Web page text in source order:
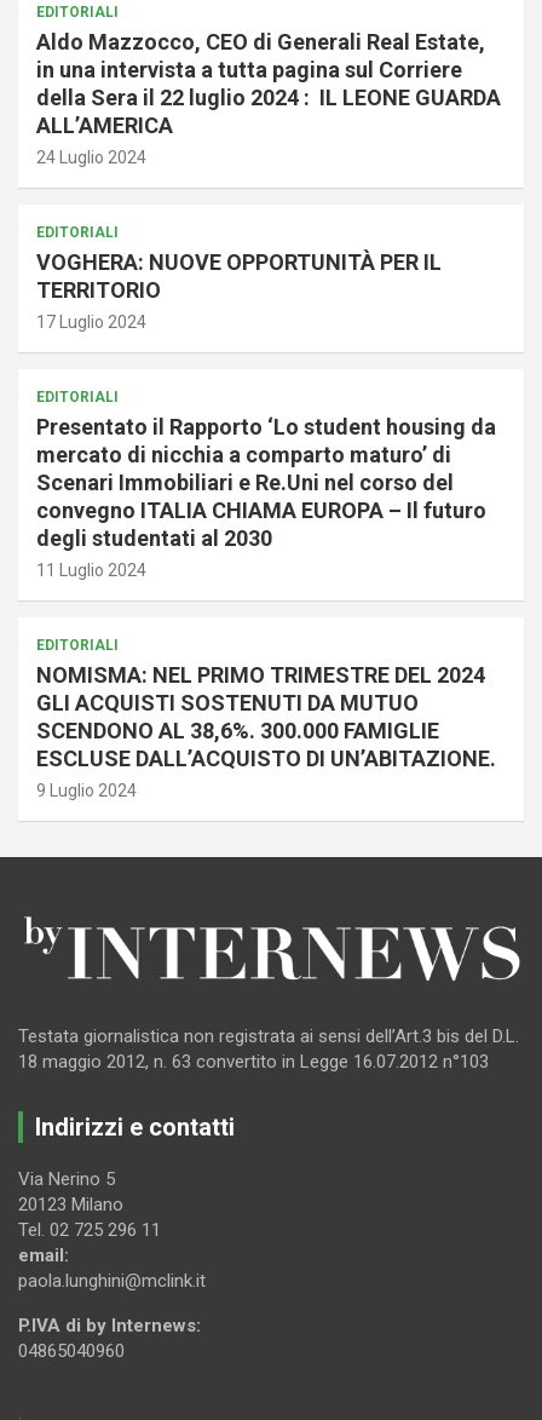
EDITORIALI
Aldo Mazzocco, CEO di Generali Real Estate,
in una intervista a tutta pagina sul Corriere
della Sera il 22 luglio 2024 : IL LEONE GUARDA
ALL’AMERICA
24 Luglio 2024
EDITORIALI
VOGHERA: NUOVE OPPORTUNITÀ PER IL
TERRITORIO
17 Luglio 2024
EDITORIALI
Presentato il Rapporto ‘Lo student housing da
mercato di nicchia a comparto maturo’ di
Scenari Immobiliari e Re.Uni nel corso del
convegno ITALIA CHIAMA EUROPA – Il futuro
degli studentati al 2030
11 Luglio 2024
EDITORIALI
NOMISMA: NEL PRIMO TRIMESTRE DEL 2024
GLI ACQUISTI SOSTENUTI DA MUTUO
SCENDONO AL 38,6%. 300.000 FAMIGLIE
ESCLUSE DALL’ACQUISTO DI UN’ABITAZIONE.
9 Luglio 2024
Testata giornalistica non registrata ai sensi dell’Art.3 bis del D.L.
18 maggio 2012, n. 63 convertito in Legge 16.07.2012 n°103
Indirizzi e contatti
Via Nerino 5
20123 Milano
Tel. 02 725 296 11
email:
paola.lunghini@mclink.it
P.IVA di by Internews:
04865040960
.